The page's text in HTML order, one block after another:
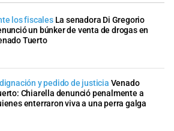
los fiscales La senadora Di Gregorio
un búnker de venta de drogas en
Tuerto
y pedido de justicia Venado
Chiarella denunció penalmente a
enterraron viva a una perra galga